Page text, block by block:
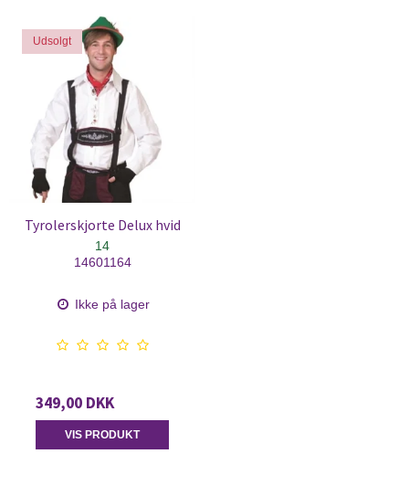
Udsolgt
Tyrolerskjorte Delux hvid
14
14601164
Ikke på lager
349,00 DKK
VIS PRODUKT